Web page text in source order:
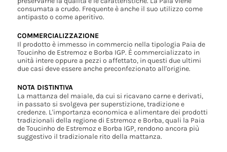
consumata a crudo. Frequente è anche il suo utilizzo come
antipasto o come aperitivo.
COMMERCIALIZZAZIONE
Il prodotto è immesso in commercio nella tipologia Paia de
Toucinho de Estremoz e Borba IGP. È commercializzato in
unità intere oppure a pezzi o affettato, in questi due ultimi
due casi deve essere anche preconfezionato all'origine.
NOTA DISTINTIVA
La mattanza del maiale, da cui si ricavano carne e derivati,
in passato si svolgeva per superstizione, tradizione e
credenze. L'importanza economica e alimentare dei prodotti
tradizionali della regione di Estremoz e Borba, quali la Paia
de Toucinho de Estremoz e Borba IGP, rendono ancora più
suggestivo il tradizionale rito della mattanza.